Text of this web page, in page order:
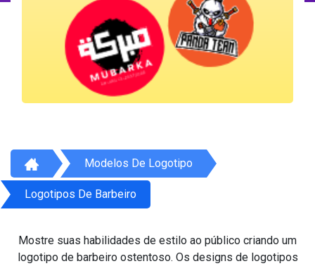
Modelos De Logotipo
Logotipos De Barbeiro
Mostre suas habilidades de estilo ao público criando um
logotipo de barbeiro ostentoso. Os designs de logotipos